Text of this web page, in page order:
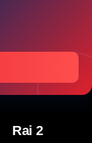
Rai 2